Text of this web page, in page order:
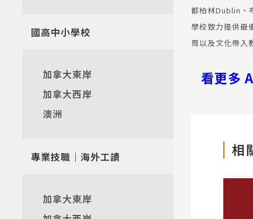
國高中小學校
加拿大東岸
加拿大西岸
澳洲
專業技職｜海外工讀
加拿大東岸
都柏林Dublin、
學校致力提供最
育以及文化帶入
看更多
相